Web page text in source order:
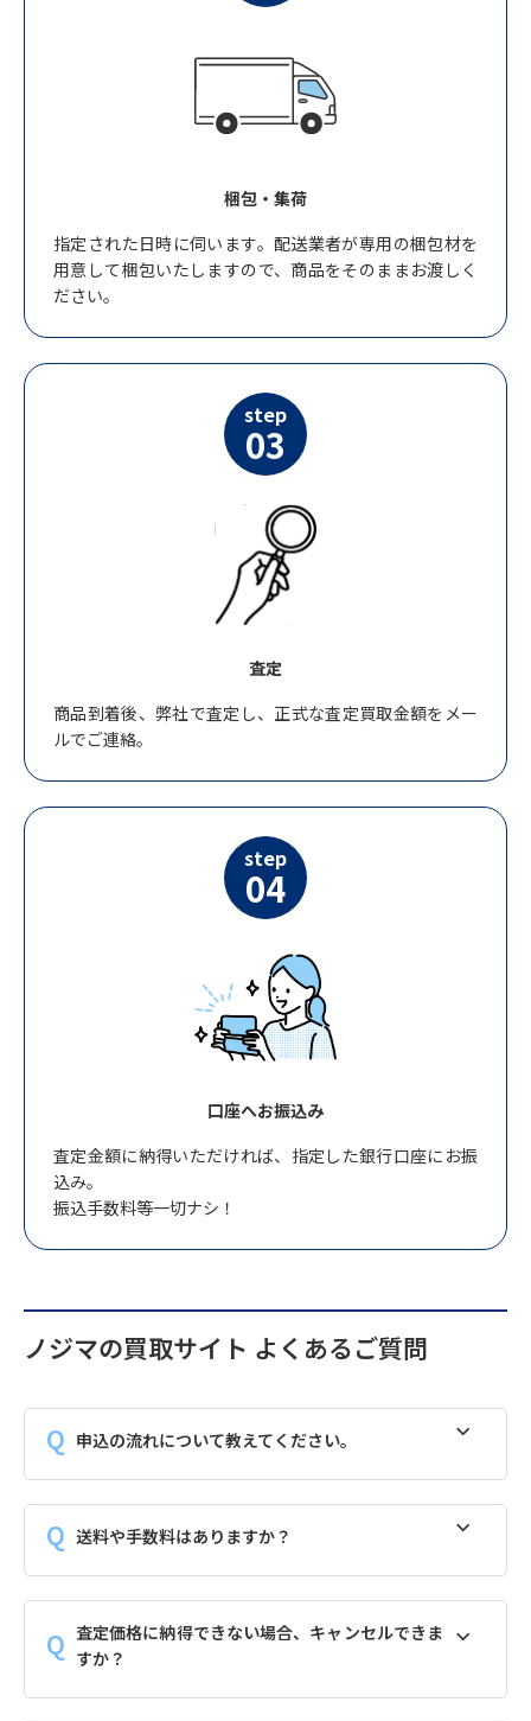
梱包・集荷
指定された日時に伺います。配送業者が専用の梱包材を
用意して梱包いたしますので、商品をそのままお渡しく
ださい。
step
03
査定
商品到着後、弊社で査定し、正式な査定買取金額をメー
ルでご連絡。
step
04
口座へお振込み
査定金額に納得いただければ、指定した銀行口座にお振
込み。
振込手数料等一切ナシ！
ノジマの買取サイト よくあるご質問
申込の流れについて教えてください。
送料や手数料はありますか？
査定価格に納得できない場合、キャンセルできま
すか？